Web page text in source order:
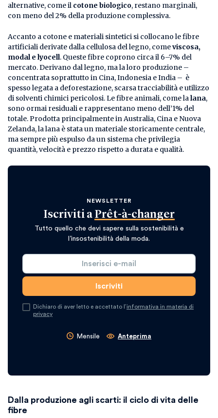
alternative, come il cotone biologico, restano marginali,
con meno del 2% della produzione complessiva.
Accanto a cotone e materiali sintetici si collocano le fibre
artificiali derivate dalla cellulosa del legno, comeviscosa,
modal e lyocell. Queste fibre coprono circa il 6–7% del
mercato. Derivano dal legno, ma la loro produzione –
concentrata soprattutto in Cina, Indonesia e India – è
spesso legata a deforestazione, scarsa tracciabilità e utilizzo
di solventi chimici pericolosi. Le fibre animali, come lalana,
sono ormai residuali e rappresentano meno dell’1% del
totale. Prodotta principalmente in Australia, Cina e Nuova
Zelanda, la lana è stata un materiale storicamente centrale,
ma sempre più espulso da un sistema che privilegia
quantità, velocità e prezzo rispetto a durata e qualità.
NEWSLETTER
Iscriviti a Prêt-à-changer
Tutto quello che devi sapere sulla sostenibilità e
l’insostenibilità della moda.
Dichiaro di aver letto e accettato l’informativa in materia di
privacy
Mensile Anteprima
Dalla produzione agli scarti: il ciclo di vita delle
fibre